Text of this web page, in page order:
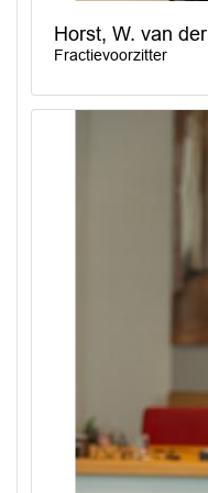
Horst, W. van der
Fractievoorzitter